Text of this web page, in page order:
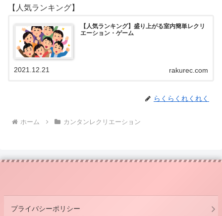
【人気ランキング】
【人気ランキング】盛り上がる室内簡単レクリ
エーション・ゲーム
rakurec.com
2021.12.21
らくらくれくれく
ホーム カンタンレクリエーション
プライバシーポリシー